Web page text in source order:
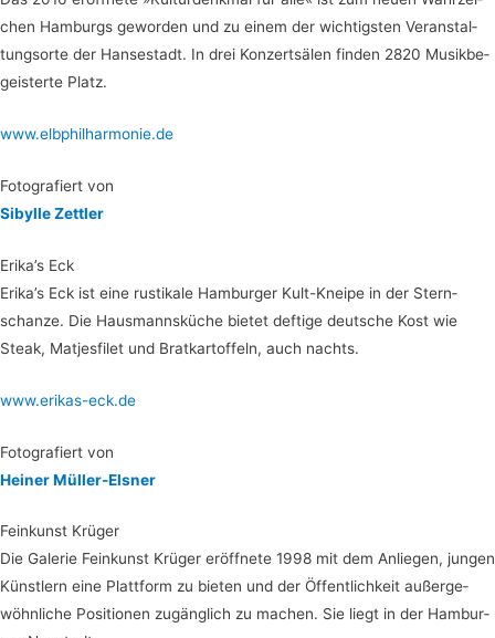
chen Ham­burgs gewor­den und zu einem der wich­tigs­ten Ver­an­stal­
tungs­or­te der Han­se­stadt. In drei Kon­zert­sä­len fin­den 2820 Musik­be­
geis­ter­te Platz.
www.elbphilharmonie.de
Foto­gra­fiert von
Sibyl­le Zettler
Erika’s Eck
Erika’s Eck ist eine rus­ti­ka­le Ham­bur­ger Kult-Knei­pe in der Stern­
schan­ze. Die Haus­manns­kü­che bie­tet def­ti­ge deut­sche Kost wie
Steak, Mat­jes­fi­let und Brat­kar­tof­feln, auch nachts.
www.erikas-eck.de
Foto­gra­fiert von
Hei­ner Müller-Elsner
Fein­kunst Krüger
Die Gale­rie Fein­kunst Krü­ger eröff­ne­te 1998 mit dem Anlie­gen, jun­gen
Künst­lern eine Platt­form zu bie­ten und der Öffent­lich­keit außer­ge­
wöhn­li­che Posi­tio­nen zugäng­lich zu machen. Sie liegt in der Ham­bur­